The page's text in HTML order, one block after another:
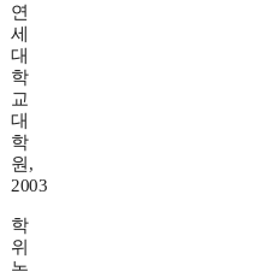
연
세
대
학
교
대
학
원,
2003
학
위